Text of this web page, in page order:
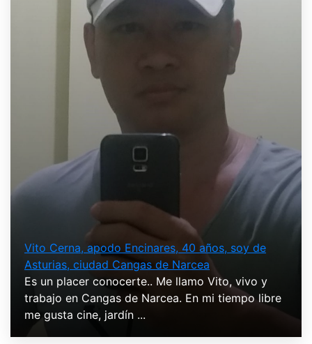
Vito Cerna, apodo Encinares, 40 años, soy de
Asturias, ciudad Cangas de Narcea
Es un placer conocerte.. Me llamo Vito, vivo y
trabajo en Cangas de Narcea. En mi tiempo libre
me gusta cine, jardín ...